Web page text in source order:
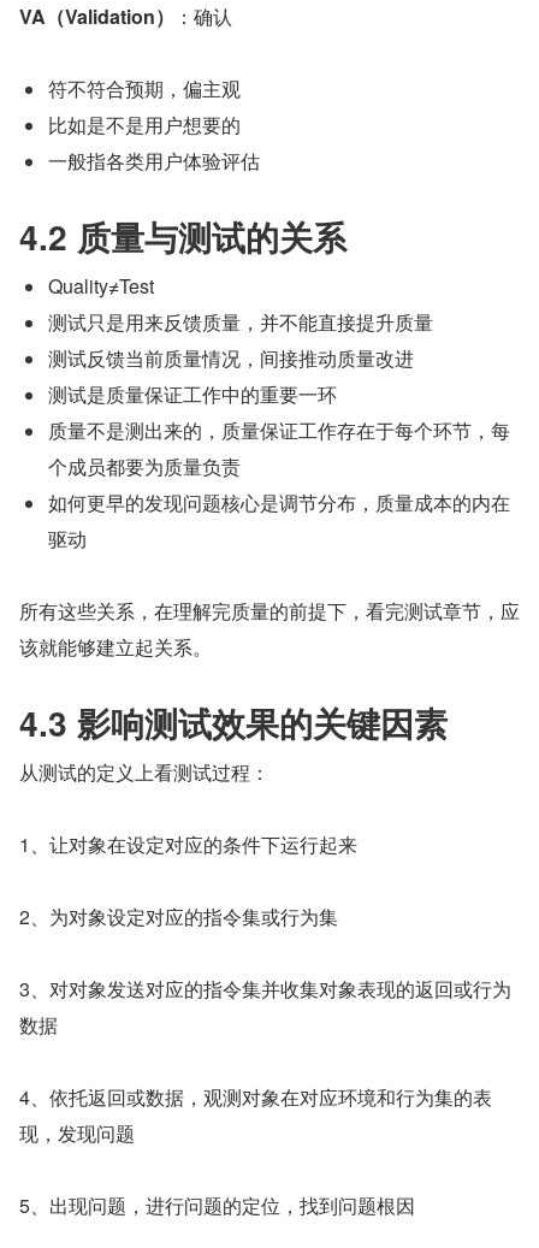
VA（Validation） ：确认
符不符合预期，偏主观
比如是不是用户想要的
一般指各类用户体验评估
4.2 质量与测试的关系
Quality≠Test
测试只是用来反馈质量，并不能直接提升质量
测试反馈当前质量情况，间接推动质量改进
测试是质量保证工作中的重要一环
质量不是测出来的，质量保证工作存在于每个环节，每
个成员都要为质量负责
如何更早的发现问题核心是调节分布，质量成本的内在
驱动
所有这些关系，在理解完质量的前提下，看完测试章节，应
该就能够建立起关系。
4.3 影响测试效果的关键因素
从测试的定义上看测试过程：
1、让对象在设定对应的条件下运行起来
2、为对象设定对应的指令集或行为集
3、对对象发送对应的指令集并收集对象表现的返回或行为
数据
4、依托返回或数据，观测对象在对应环境和行为集的表
现，发现问题
5、出现问题，进行问题的定位，找到问题根因